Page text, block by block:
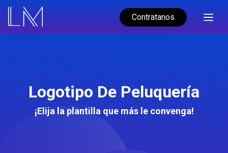
Contratanos
Logotipo De Peluquería
¡Elija la plantilla que más le convenga!